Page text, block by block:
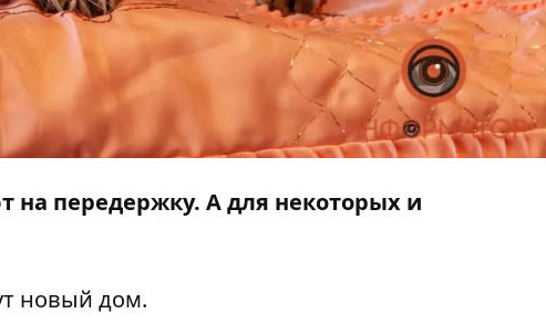
передержку. А для некоторых и
новый дом.